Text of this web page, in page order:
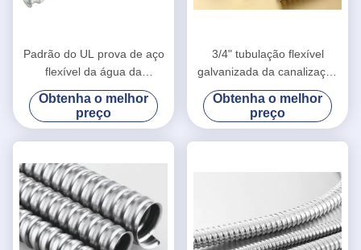
Padrão do UL prova de aço
flexível da água da
mangueira da canalização
elétrica flexível de 1
polegada
Obtenha o melhor
preço
3/4" tubulação flexível
galvanizada da canalização
do metal, aprovação do GV
da mangueira do metal
flexível
Obtenha o melhor
preço